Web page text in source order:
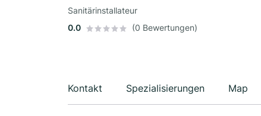
Sanitärinstallateur
0.0
(0 Bewertungen)
Kontakt Spezialisierungen Map